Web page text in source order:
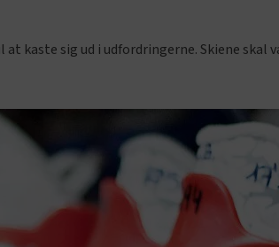
kaste sig ud i udfordringerne. Skiene skal